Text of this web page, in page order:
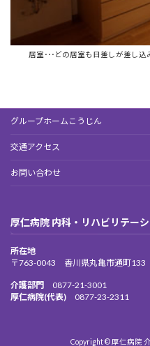
居室･･･どの居室も日差しが差し込
グループホームこうじん
交通アクセス
お問い合わせ
厚仁病院 内科・リハビリテー
所在地
〒763-0043 香川県丸亀市通町133
介護部門
0877-21-3001
厚仁病院(代表) 0877-23-2311
Copyright © 厚仁病院